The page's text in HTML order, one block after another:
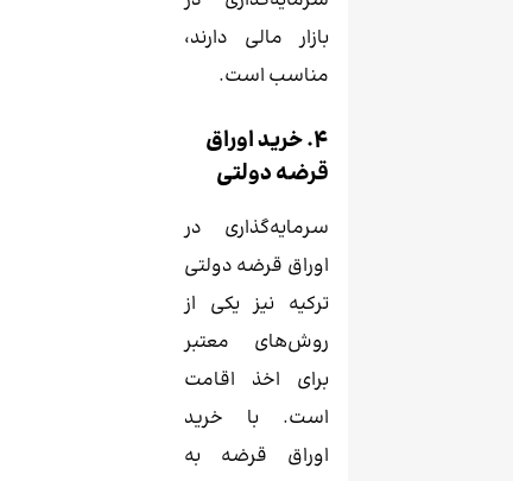
بازار مالی دارند،
مناسب است.
4. خرید اوراق
قرضه دولتی
سرمایه‌گذاری در
اوراق قرضه دولتی
ترکیه نیز یکی از
روش‌های معتبر
برای اخذ اقامت
است. با خرید
اوراق قرضه به